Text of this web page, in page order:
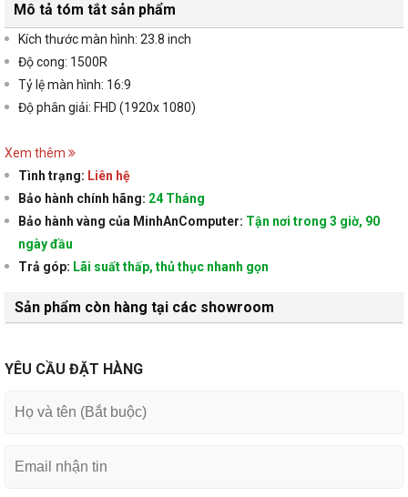
Mô tả tóm tắt sản phẩm
Kích thước màn hình: 23.8 inch
Độ cong: 1500R
Tỷ lệ màn hình: 16:9
Độ phân giải: FHD (1920x 1080)
Xem thêm
Tình trạng: Liên hệ
Bảo hành chính hãng: 24 Tháng
Bảo hành vàng của MinhAnComputer: Tận nơi trong 3 giờ, 90
ngày đầu
Trả góp: Lãi suất thấp, thủ thục nhanh gọn
Sản phẩm còn hàng tại các showroom
YÊU CẦU ĐẶT HÀNG